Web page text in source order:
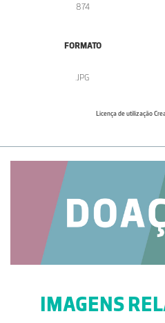
874
FORMATO
.JPG
Licença de utilização
IMAGENS